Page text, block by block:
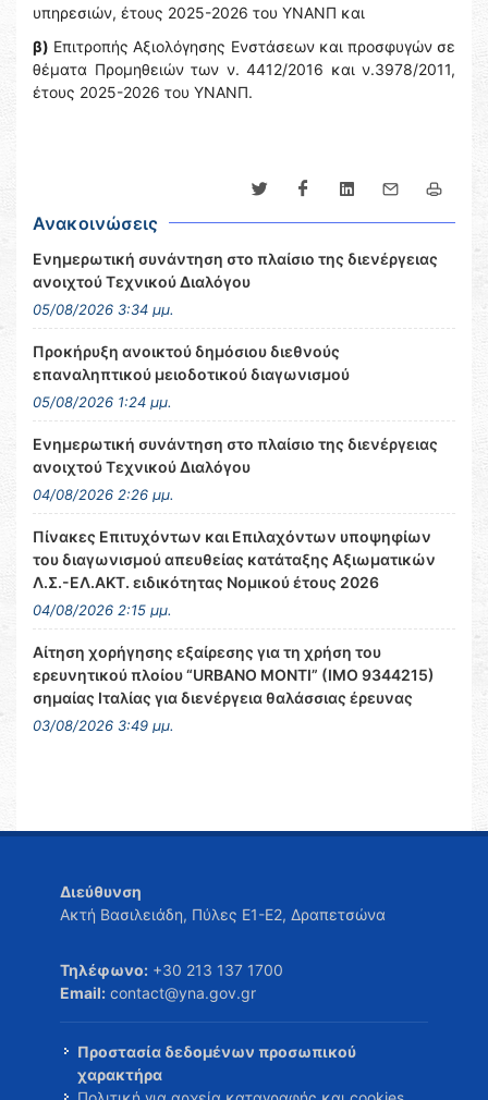
υπηρεσιών, έτους 2025-2026 του ΥΝΑΝΠ και
β) Επιτροπής Αξιολόγησης Ενστάσεων και προσφυγών σε
θέματα Προμηθειών των ν. 4412/2016 και ν.3978/2011,
έτους 2025-2026 του ΥΝΑΝΠ.
Ανακοινώσεις
Ενημερωτική συνάντηση στο πλαίσιο της διενέργειας
ανοιχτού Τεχνικού Διαλόγου
05/08/2026 3:34 μμ.
Προκήρυξη ανοικτού δημόσιου διεθνούς
επαναληπτικού μειοδοτικού διαγωνισμού
05/08/2026 1:24 μμ.
Ενημερωτική συνάντηση στο πλαίσιο της διενέργειας
ανοιχτού Τεχνικού Διαλόγου
04/08/2026 2:26 μμ.
Πίνακες Επιτυχόντων και Επιλαχόντων υποψηφίων
του διαγωνισμού απευθείας κατάταξης Αξιωματικών
Λ.Σ.-ΕΛ.ΑΚΤ. ειδικότητας Νομικού έτους 2026
04/08/2026 2:15 μμ.
Αίτηση χορήγησης εξαίρεσης για τη χρήση του
ερευνητικού πλοίου “URBANO MONTI” (IMO 9344215)
σημαίας Ιταλίας για διενέργεια θαλάσσιας έρευνας
03/08/2026 3:49 μμ.
Διεύθυνση
Ακτή Βασιλειάδη, Πύλες Ε1-Ε2, Δραπετσώνα
Τηλέφωνο: +30 213 137 1700
Email: contact@yna.gov.gr
Προστασία δεδομένων προσωπικού
χαρακτήρα